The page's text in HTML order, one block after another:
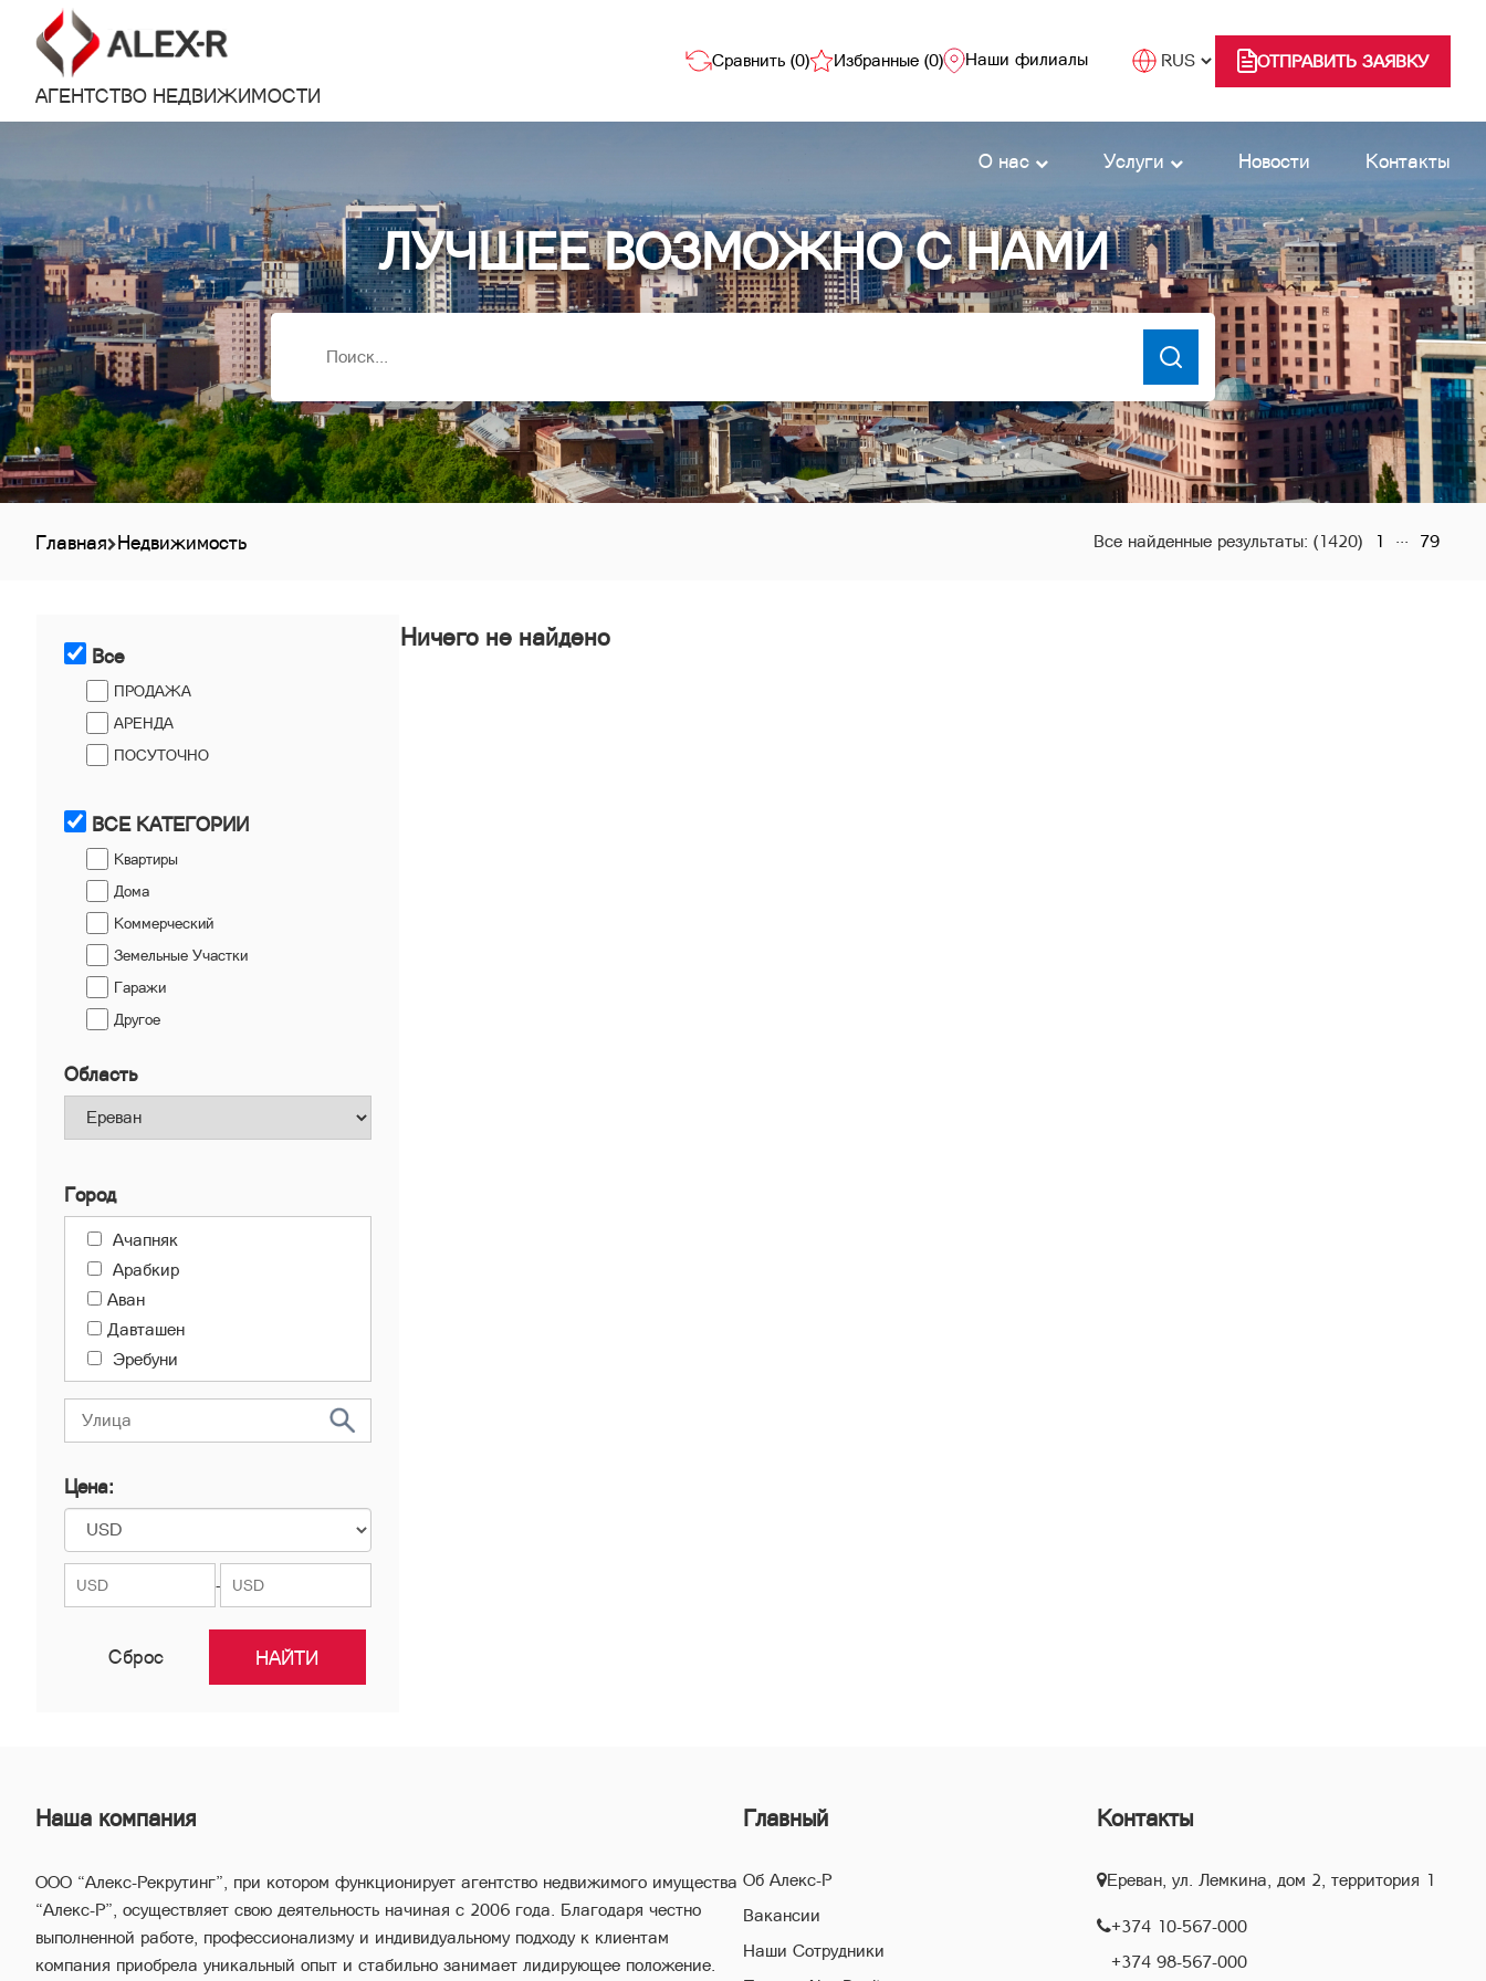
АГЕНТСТВО НЕДВИЖИМОСТИ
Сравнить (0) Избранные (0) Наши филиалы ОТПРАВИТЬ ЗАЯВКУ
О нас Услуги Новости Контакты
ЛУЧШЕЕ ВОЗМОЖНО С НАМИ
Главная Недвижимость Все найденные результаты: (1420) 1 ... 79
Все
ПРОДАЖА
АРЕНДА
ПОСУТОЧНО
ВСЕ КАТЕГОРИИ
Квартиры
Дома
Коммерческий
Земельные Участки
Гаражи
Другое
Область
Город
Ачапняк
Арабкир
Аван
Давташен
Эребуни
Канакер-Зейтун
Центр
Малатия-Себастия
Норк-Мараш
Нор Норк
Нубарашен
Шенгавит
Цена:
-
Сброс
Ничего не найдено
Наша компания
ООО “Алекс-Рекрутинг”, при котором функционирует агентство недвижимого имущества
“Алекс-Р”, осуществляет свою деятельность начиная с 2006 года. Благодаря честно
выполненной работе, профессионализму и индивидуальному подходу к клиентам
компания приобрела уникальный опыт и стабильно занимает лидирующее положение.
Главный
Об Алекс-Р
Вакансии
Наши Сотрудники
Контакты
Ереван, ул. Лемкина, дом 2, территория 1
+374 10-567-000
+374 98-567-000